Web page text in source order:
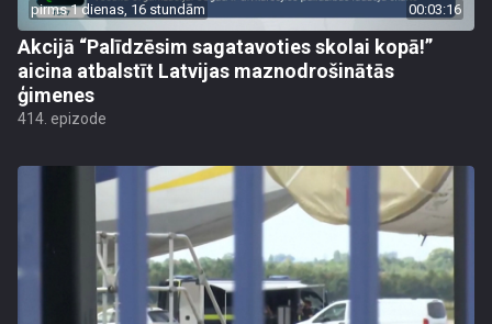
pirms 1 dienas, 16 stundām 00:03:16
Akcijā “Palīdzēsim sagatavoties skolai kopā!”
aicina atbalstīt Latvijas maznodrošinātās
ģimenes
414. epizode